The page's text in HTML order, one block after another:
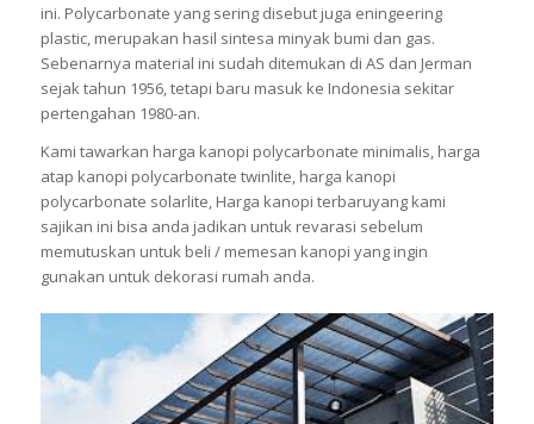
ini. Polycarbonate yang sering disebut juga eningeering
plastic, merupakan hasil sintesa minyak bumi dan gas.
Sebenarnya material ini sudah ditemukan di AS dan Jerman
sejak tahun 1956, tetapi baru masuk ke Indonesia sekitar
pertengahan 1980-an.
Kami tawarkan harga kanopi polycarbonate minimalis, harga
atap kanopi polycarbonate twinlite, harga kanopi
polycarbonate solarlite, Harga kanopi terbaruyang kami
sajikan ini bisa anda jadikan untuk revarasi sebelum
memutuskan untuk beli / memesan kanopi yang ingin
gunakan untuk dekorasi rumah anda.